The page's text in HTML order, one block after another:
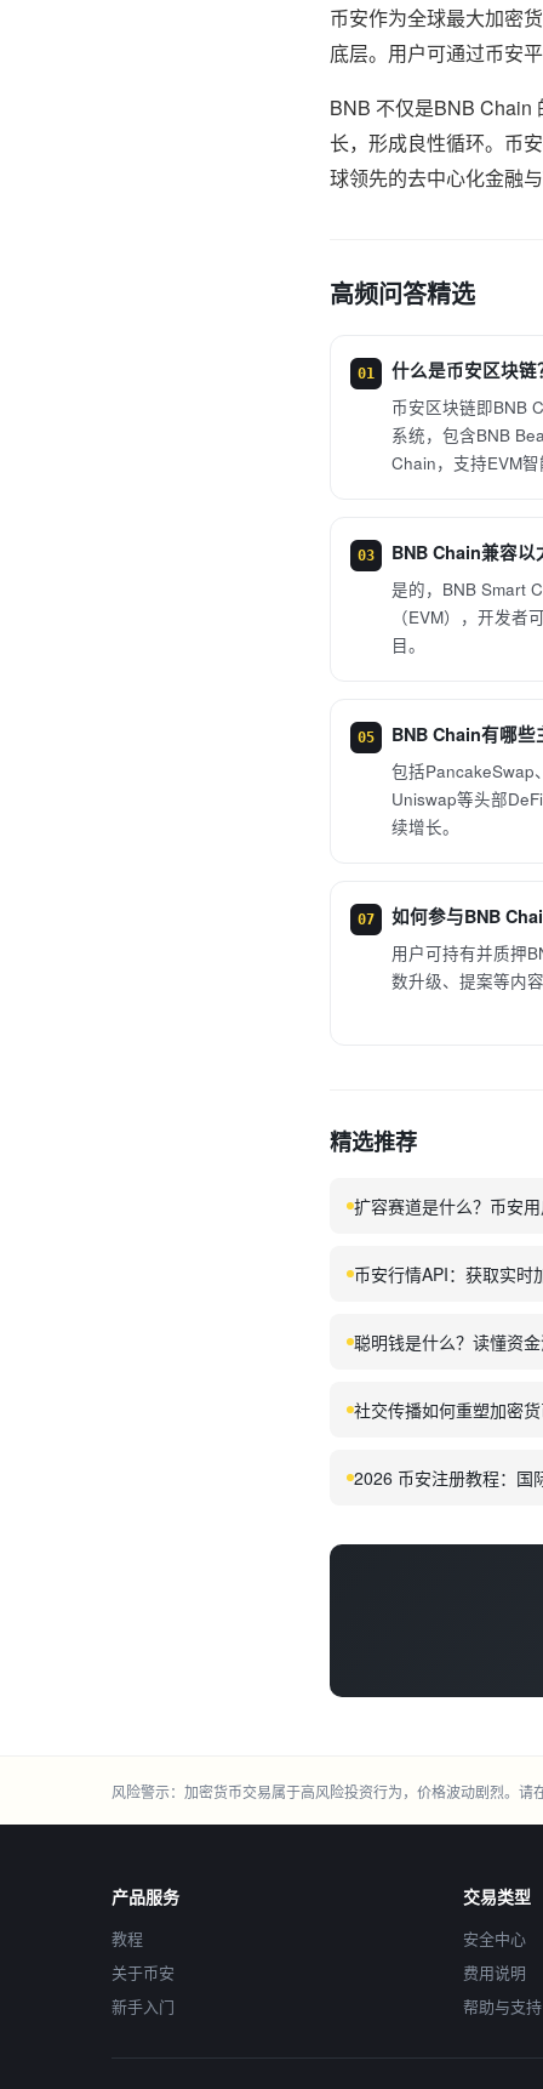
币安作为全球最大加密
底层。用户可通过币安
BNB 不仅是BNB Chain
长，形成良性循环。币
球领先的去中心化金融
高频问答精选
01 什么是币安区块链
币安区块链即BNB
系统，包含BNB
Chain，支持EVM智
03 BNB Chain兼容以
是的，BNB Smart
（EVM），开发者
目。
05 BNB Chain有哪些
包括PancakeSwap
Uniswap等头部
续增长。
07 如何参与BNB
用户可持有并质押
数升级、提案等内
精选推荐
扩容赛道是什么？币安
币安行情API：获取实时
聪明钱是什么？读懂资
社交传播如何重塑加密
2026 币安注册教程：国
风险警示：加密货币交易属于高风险投资行为，价格波动剧烈。请
产品服务
教程
关于币安
新手入门
交易类型
安全中心
费用说明
帮助与支持